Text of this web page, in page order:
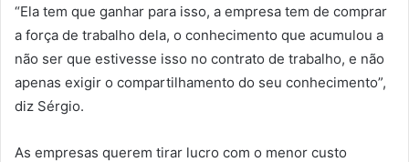
“Ela tem que ganhar para isso, a empresa tem de comprar
a força de trabalho dela, o conhecimento que acumulou a
não ser que estivesse isso no contrato de trabalho, e não
apenas exigir o compartilhamento do seu conhecimento”,
diz Sérgio.
As empresas querem tirar lucro com o menor custo